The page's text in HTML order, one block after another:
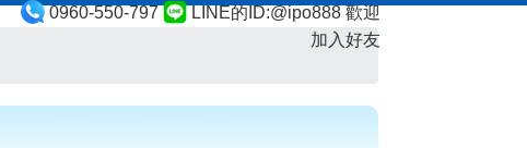
0960-550-797
LINE的ID:@ipo888 歡迎
加入好友